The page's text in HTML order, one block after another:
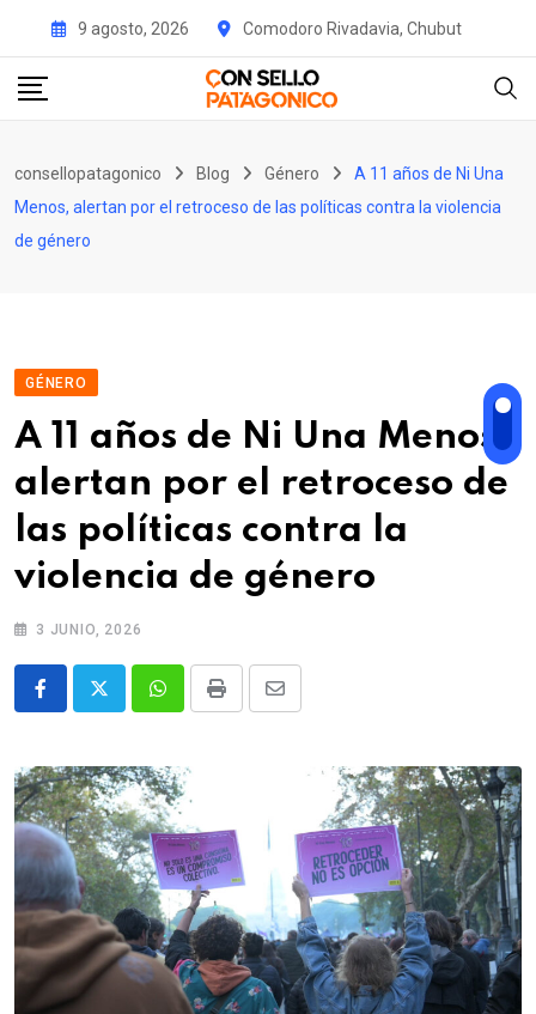
content
9 agosto, 2026 Comodoro Rivadavia, Chubut
consellopatagonico Blog Género
A 11 años de Ni Una
Menos, alertan por el retroceso de las políticas contra la violencia
de género
GÉNERO
A 11 años de Ni Una Menos,
alertan por el retroceso de
las políticas contra la
violencia de género
3 JUNIO, 2026
WhatsappPrint
Share
Email